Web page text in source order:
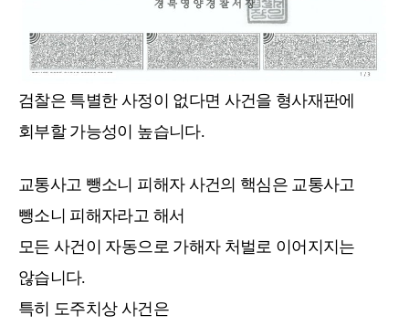
검찰은 특별한 사정이 없다면 사건을 형사재판에
회부할 가능성이 높습니다.
교통사고 뺑소니 피해자 사건의 핵심은 교통사고
뺑소니 피해자라고 해서
모든 사건이 자동으로 가해자 처벌로 이어지지는
않습니다.
특히 도주치상 사건은